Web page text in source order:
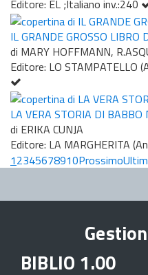
Editore: EL ;Italiano inv.:240
IL GRANDE GROSSO LIBRO
di MARY HOFFMANN,
Editore: LO STAMPATELLO
LA VERA STORIA DI BABBO
di ERIKA CUNJA
Editore: LA MARGHERITA
12345678910Prossimo
BIBLIO 1.00